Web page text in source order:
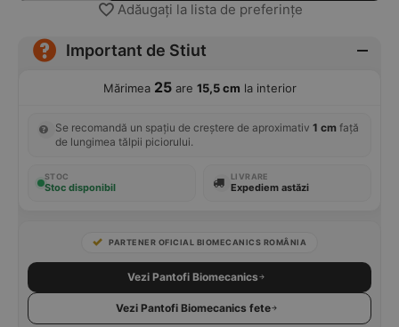
Adăugați la lista de preferințe
Important de Stiut
Mărimea 25are 15,5 cm la interior
Se recomandă un spațiu de creștere de aproximativ 1 cm față
de lungimea tălpii piciorului.
STOC
Stoc disponibil
LIVRARE
Expediem astăzi
PARTENER OFICIAL BIOMECANICS ROMÂNIA
Vezi Pantofi Biomecanics
Vezi Pantofi Biomecanics fete